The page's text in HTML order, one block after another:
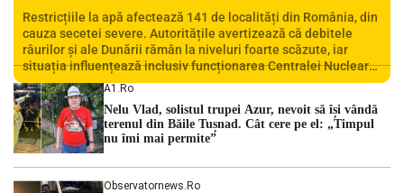
Restricțiile la apă afectează 141 de localități din România, din
cauza secetei severe. Autoritățile avertizează că debitele
râurilor și ale Dunării rămân la niveluri foarte scăzute, iar
situația influențează inclusiv funcționarea Centralei Nucleare
de la Cernavodă. România se confruntă cu una dintre cele mai
dificile perioade din punct de vedere hidrologic din ultimii ani.
Lipsa […]
A1.ro
Nelu Vlad, solistul trupei Azur, nevoit să își vândă
terenul din Băile Tușnad. Cât cere pe el: „Timpul
nu îmi mai permite”
Observatornews.ro